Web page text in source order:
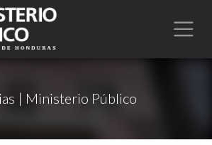
| Ministerio Público